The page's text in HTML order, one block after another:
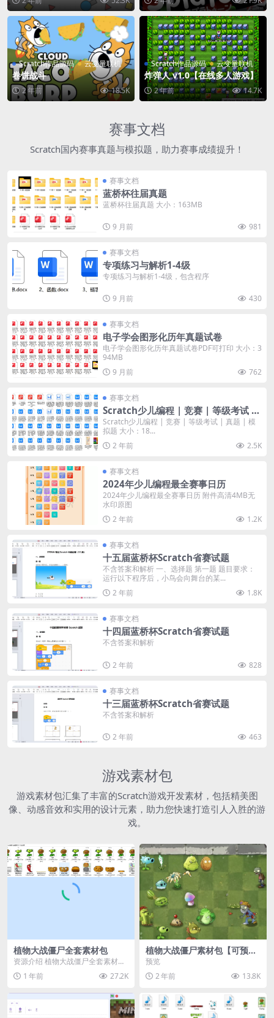
Scratch作品源码 云变量联机
卷饼战斗
2 年前 18.5K
Scratch作品源码 云变量联机
炸弹人 v1.0【在线多人游戏】
2 年前 14.7K
赛事文档
Scratch国内赛事真题与模拟题，助力赛事成绩提升！
赛事文档
蓝桥杯往届真题
蓝桥杯往届真题 大小：163MB
9 月前 981
赛事文档
专项练习与解析1-4级
专项练习与解析1-4级，包含程序
9 月前 430
赛事文档
电子学会图形化历年真题试卷
电子学会图形化历年真题试卷PDF可打印 大小：3
94MB
9 月前
762
赛事文档
Scratch少儿编程 | 竞赛 | 等级考试 |
真题 | 模拟题
Scratch少儿编程 | 竞赛 | 等级考试 | 真题 | 模
拟题 大小：18...
2 年前
2.5K
赛事文档
2024年少儿编程最全赛事日历
2024年少儿编程最全赛事日历 附件高清4MB无
水印原图
2 年前
1.2K
赛事文档
十五届蓝桥杯Scratch省赛试题
不含答案和解析 一、选择题 第一题 题目要求：
运行以下程序后，小鸟会向舞台的某...
2 年前
1.8K
赛事文档
十四届蓝桥杯Scratch省赛试题
不含答案和解析
2 年前 828
赛事文档
十三届蓝桥杯Scratch省赛试题
不含答案和解析
2 年前 463
游戏素材包
游戏素材包汇集了丰富的Scratch游戏开发素材，包括精美图
像、动感音效和实用的设计元素，助力您快速打造引人入胜的游
戏。
植物大战僵尸全套素材包
资源介绍 植物大战僵尸全套素材
包，包含227个丰富多样的素材，
涵盖角色、背景、动...
1 年前 27.2K
植物大战僵尸素材包【可预
览】
预览
2 年前
13.8K